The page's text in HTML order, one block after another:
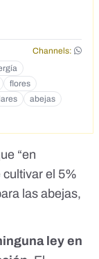
Channels:
flores
abejas
“en
el 5%
las abejas,
ley en